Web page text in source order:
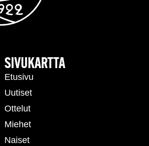
SIVUKARTTA
Etusivu
Uutiset
Ottelut
Miehet
Naiset